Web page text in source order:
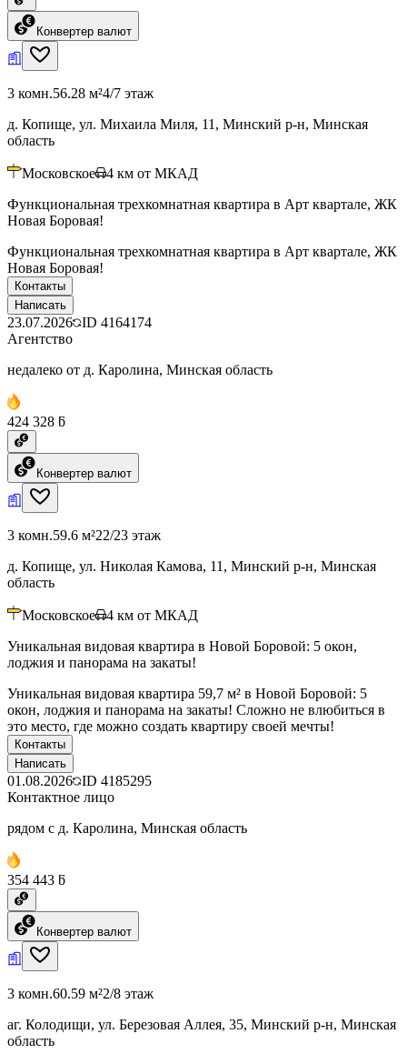
Конвертер валют
3 комн.56.28 м²4/7 этаж
д. Копище, ул. Михаила Миля, 11, Минский р-н, Минская
область
Московское 4 км от МКАД
Функциональная трехкомнатная квартира в Арт квартале, ЖК
Новая Боровая!
Функциональная трехкомнатная квартира в Арт квартале, ЖК
Новая Боровая!
Контакты
Написать
23.07.2026 ID 4164174
Агентство
недалеко от д. Каролина, Минская область
424 328 ƃ
Конвертер валют
3 комн.59.6 м²22/23 этаж
д. Копище, ул. Николая Камова, 11, Минский р-н, Минская
область
Московское 4 км от МКАД
Уникальная видовая квартира в Новой Боровой: 5 окон,
лоджия и панорама на закаты!
Уникальная видовая квартира 59,7 м² в Новой Боровой: 5
окон, лоджия и панорама на закаты! Сложно не влюбиться в
это место, где можно создать квартиру своей мечты!
Контакты
Написать
01.08.2026 ID 4185295
Контактное лицо
рядом с д. Каролина, Минская область
354 443 ƃ
Конвертер валют
3 комн.60.59 м²2/8 этаж
аг. Колодищи, ул. Березовая Аллея, 35, Минский р-н, Минская
область